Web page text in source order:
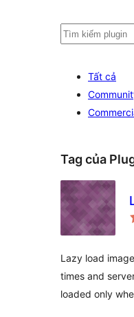
Tìm
Tất cả
Tag của
Lazy load
times and
loaded only